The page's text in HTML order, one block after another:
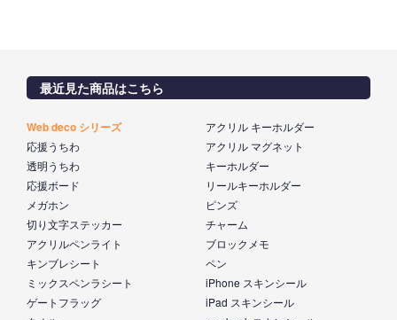
最近見た商品はこちら
Web deco シリーズ
応援うちわ
透明うちわ
応援ボード
メガホン
切り文字ステッカー
アクリルペンライト
キンブレシート
ミックスペンラシート
ゲートフラッグ
アクリル キーホルダー
アクリル マグネット
キーホルダー
リールキーホルダー
ピンズ
チャーム
ブロックメモ
ペン
iPhone スキンシール
iPad スキンシール